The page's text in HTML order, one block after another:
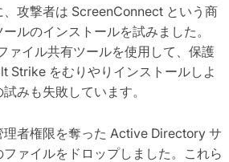
攻撃者は ScreenConnect という商
ルのインストールを試みました。
ァイル共有ツールを使用して、保護
Strike をむりやりインストールしよ
みも失敗しています。
者権限を奪った Active Directory サ
ァイルをドロップしました。これら